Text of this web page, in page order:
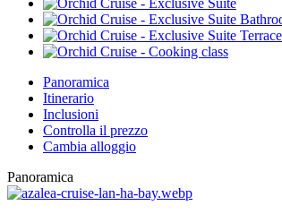
Panoramica
Itinerario
Inclusioni
Controlla il prezzo
Cambia alloggio
Panoramica